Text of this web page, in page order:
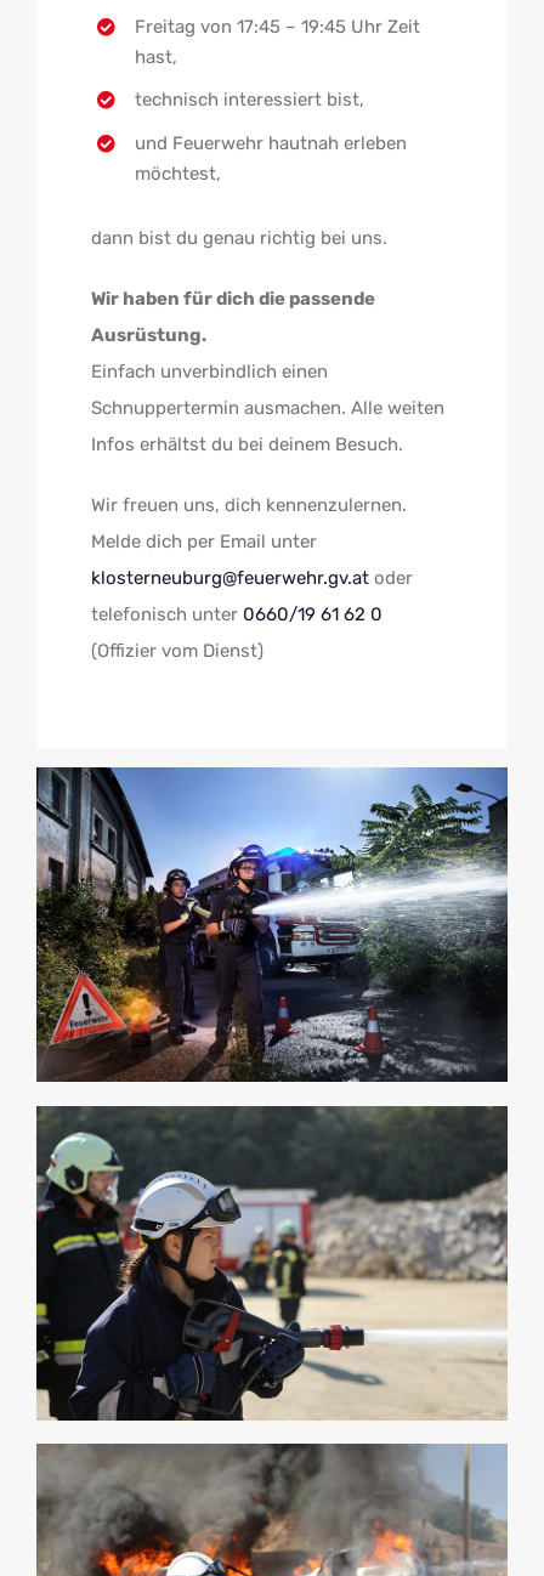
Freitag von 17:45 – 19:45 Uhr Zeit
hast,
technisch interessiert bist,
und Feuerwehr hautnah erleben
möchtest,
dann bist du genau richtig bei uns.
Wir haben für dich die passende
Ausrüstung.
Einfach unverbindlich einen
Schnuppertermin ausmachen. Alle weiten
Infos erhältst du bei deinem Besuch.
Wir freuen uns, dich kennenzulernen.
Melde dich per Email unter
klosterneuburg@feuerwehr.gv.at oder
telefonisch unter 0660/19 61 62 0
(Offizier vom Dienst)